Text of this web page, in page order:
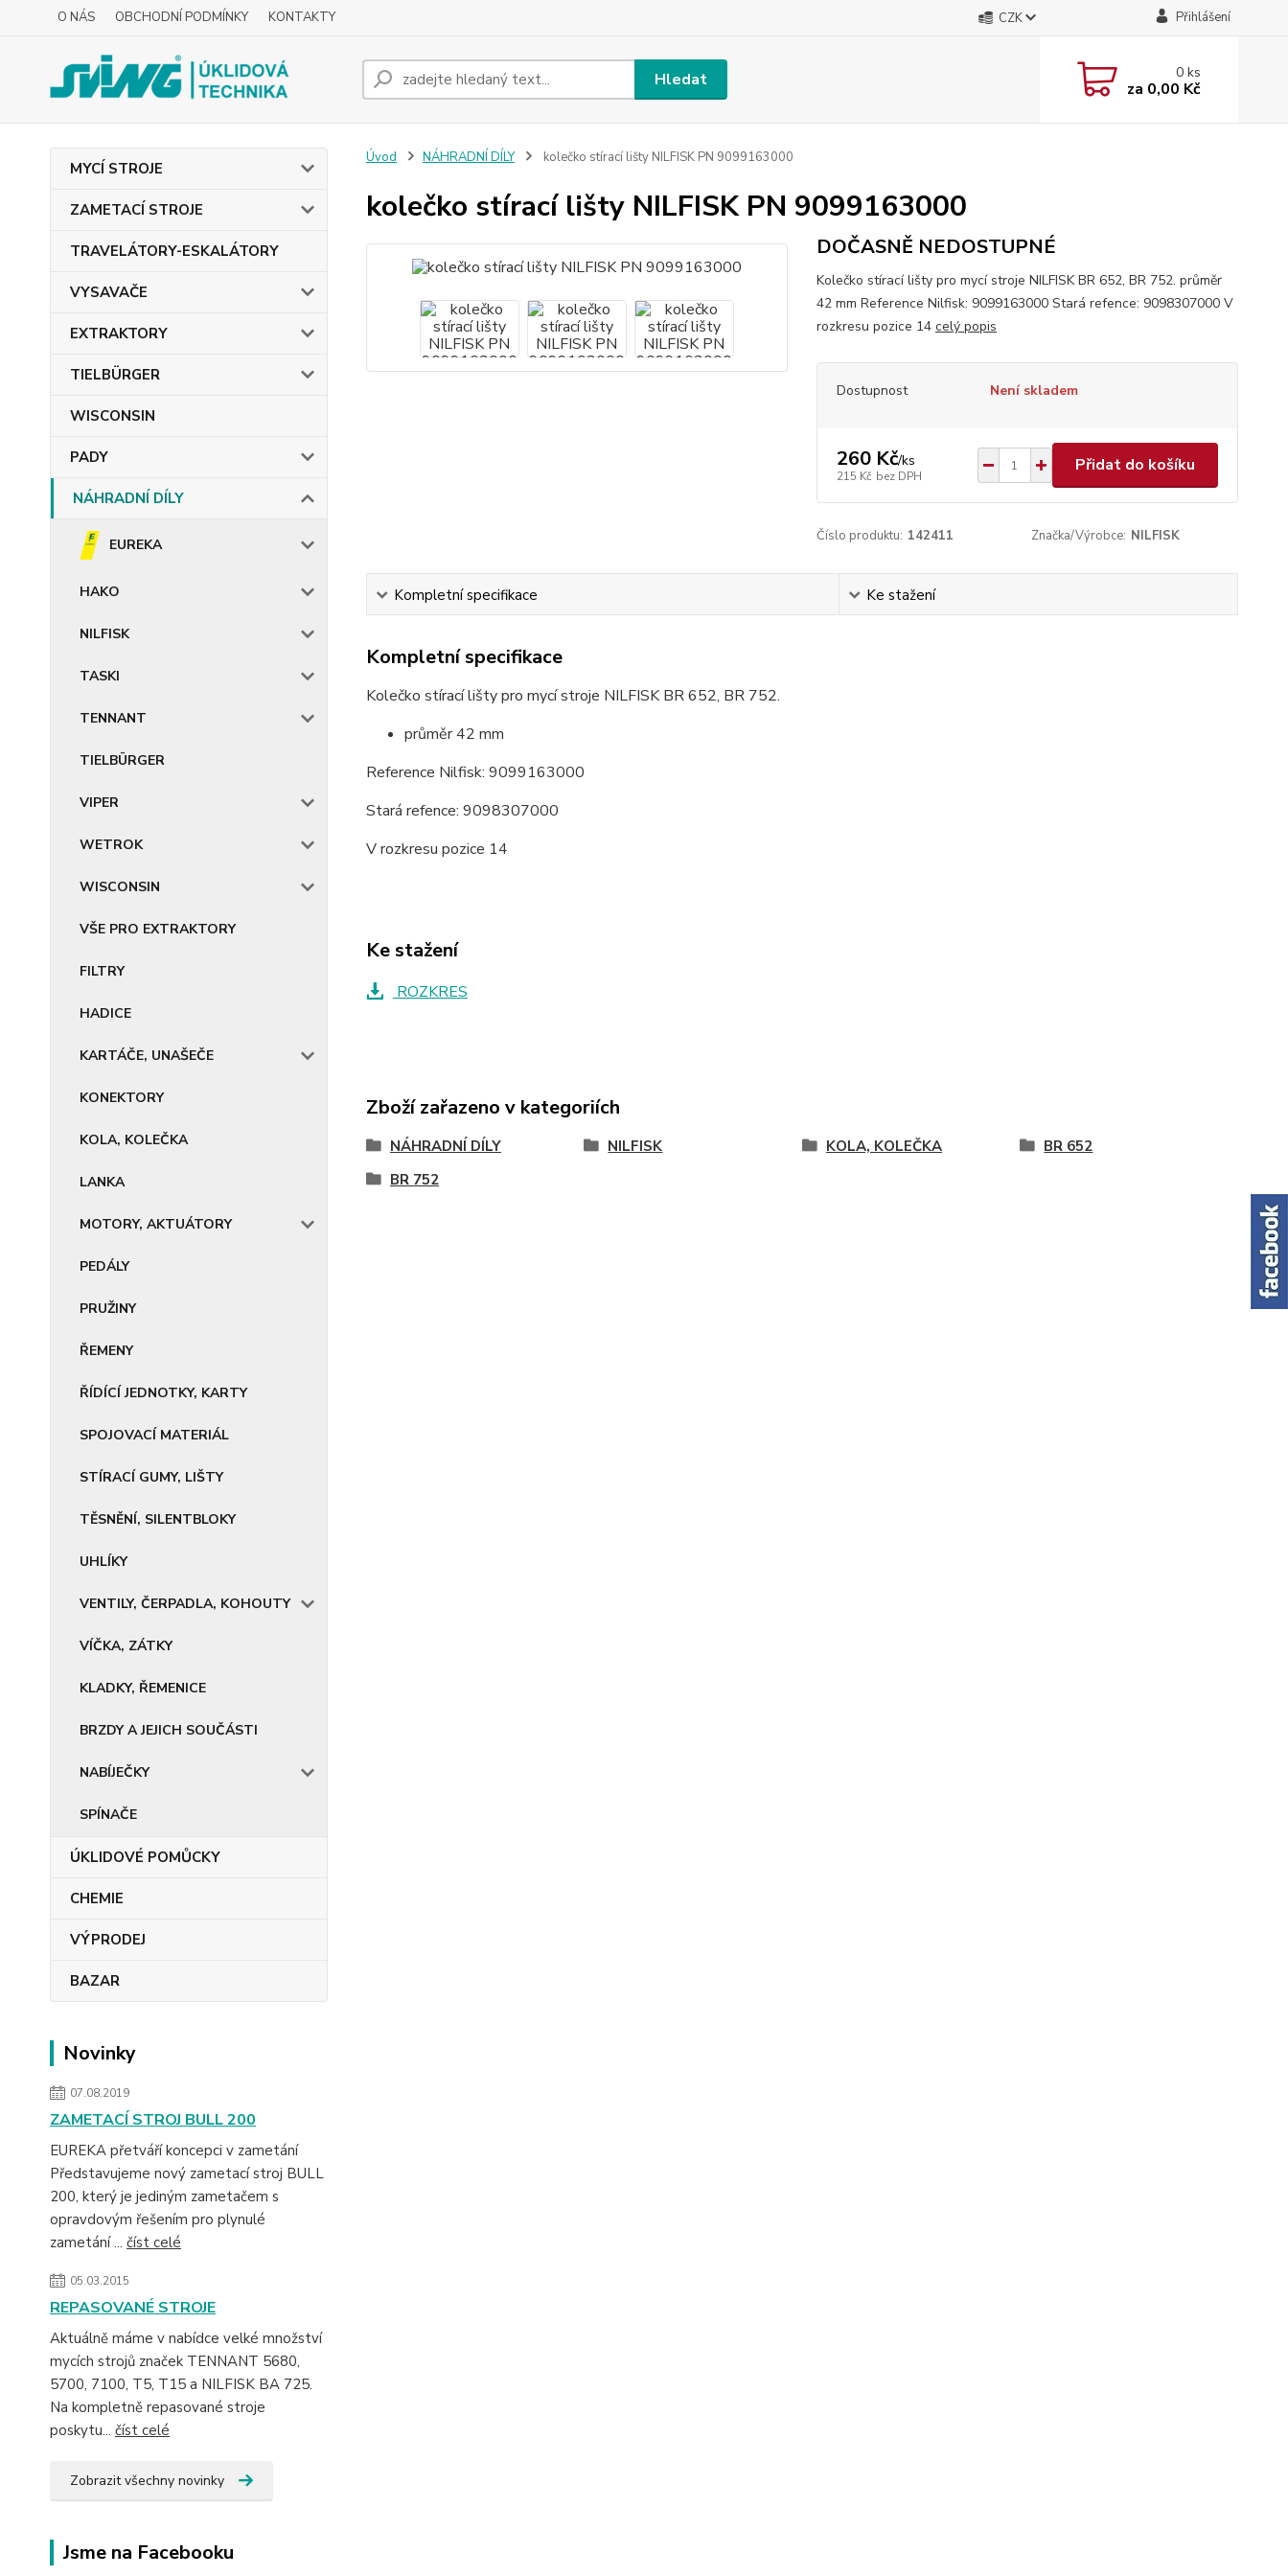
O NÁS OBCHODNÍ PODMÍNKY KONTAKTY CZK Přihlášení
Hledat 0ks
za 0,00 Kč
MYCÍ STROJE
ZAMETACÍ STROJE
TRAVELÁTORY-ESKALÁTORY
VYSAVAČE
EXTRAKTORY
TIELBÜRGER
WISCONSIN
PADY
NÁHRADNÍ DÍLY
EUREKA
HAKO
NILFISK
TASKI
TENNANT
TIELBÜRGER
VIPER
WETROK
WISCONSIN
VŠE PRO EXTRAKTORY
FILTRY
HADICE
KARTÁČE, UNAŠEČE
KONEKTORY
KOLA, KOLEČKA
LANKA
MOTORY, AKTUÁTORY
PEDÁLY
PRUŽINY
ŘEMENY
ŘÍDÍCÍ JEDNOTKY, KARTY
SPOJOVACÍ MATERIÁL
STÍRACÍ GUMY, LIŠTY
TĚSNĚNÍ, SILENTBLOKY
UHLÍKY
VENTILY, ČERPADLA, KOHOUTY
VÍČKA, ZÁTKY
KLADKY, ŘEMENICE
BRZDY A JEJICH SOUČÁSTI
NABÍJEČKY
SPÍNAČE
ÚKLIDOVÉ POMŮCKY
CHEMIE
VÝPRODEJ
BAZAR
Novinky
07.08.2019
ZAMETACÍ STROJ BULL 200
EUREKA přetváří koncepci v zametání
Představujeme nový zametací stroj BULL
200, který je jediným zametačem s
opravdovým řešením pro plynulé
zametání ... číst celé
05.03.2015
REPASOVANÉ STROJE
Aktuálně máme v nabídce velké množství
mycích strojů značek TENNANT 5680,
5700, 7100, T5, T15 a NILFISK BA 725.
Na kompletně repasované stroje
poskytu... číst celé
Zobrazit všechny novinky
Jsme na Facebooku
Úvod NÁHRADNÍ DÍLY kolečko stírací lišty NILFISK PN 9099163000
kolečko stírací lišty NILFISK PN 9099163000
DOČASNĚ NEDOSTUPNÉ
Kolečko stírací lišty pro mycí stroje NILFISK BR 652, BR 752. průměr
42 mm Reference Nilfisk: 9099163000 Stará refence: 9098307000 V
rozkresu pozice 14 celý popis
Dostupnost Není skladem
260 Kč/ks
215 Kč bez DPH
Přidat do košíku
Číslo produktu: 142411 Značka/Výrobce: NILFISK
Kompletní specifikace Ke stažení
Kompletní specifikace
Kolečko stírací lišty pro mycí stroje NILFISK BR 652, BR 752.
průměr 42 mm
Reference Nilfisk: 9099163000
Stará refence: 9098307000
V rozkresu pozice 14
Ke stažení
ROZKRES
Zboží zařazeno v kategoriích
NÁHRADNÍ DÍLY NILFISK KOLA, KOLEČKA
BR 652
BR 752